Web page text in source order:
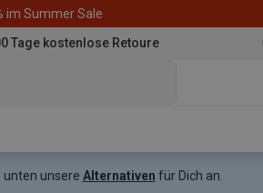
neue Abenteuer
Tage kostenlose Retoure
unten unsere Alternativen für Dich an.